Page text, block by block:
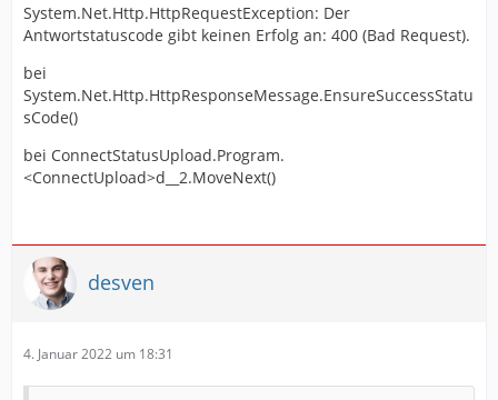
System.Net.Http.HttpRequestException: Der
Antwortstatuscode gibt keinen Erfolg an: 400 (Bad Request).
bei
System.Net.Http.HttpResponseMessage.EnsureSuccessStatu
sCode()
bei ConnectStatusUpload.Program.
<ConnectUpload>d__2.MoveNext()
desven
4. Januar 2022 um 18:31